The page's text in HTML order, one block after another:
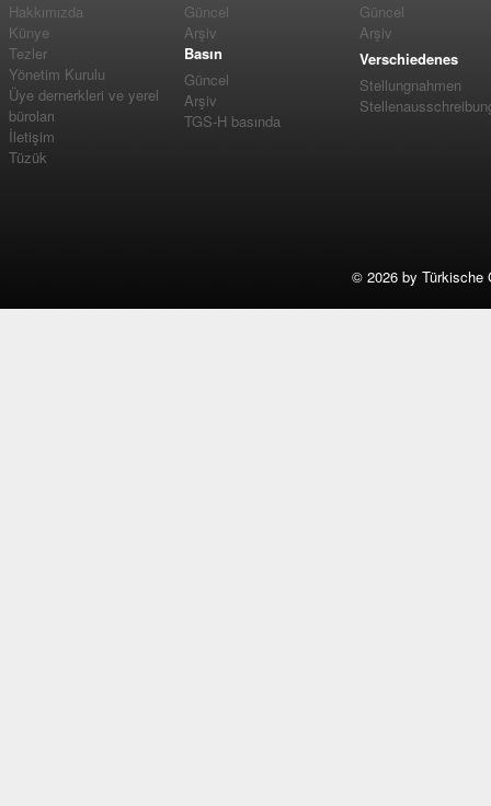
Hakkımızda
Künye
Tezler
Yönetim Kurulu
Üye dernerkleri ve yerel
büroları
İletişim
Tüzük
Güncel
Arşiv
Basın
Güncel
Arşiv
TGS-H basında
Güncel
Arşiv
Verschiedenes
Stellungnahmen
© 2026 by Türkische